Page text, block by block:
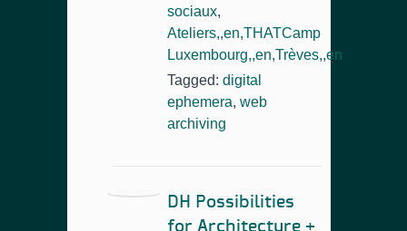
sociaux,
Ateliers,,en,THATCamp
Luxembourg,,en,Trèves,,en
Tagged: digital
ephemera, web
archiving
DH Possibilities